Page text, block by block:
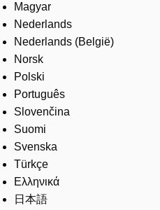
Magyar
Nederlands
Nederlands (België)
Norsk
Polski
Português
Slovenčina
Suomi
Svenska
Türkçe
Ελληνικά
日本語